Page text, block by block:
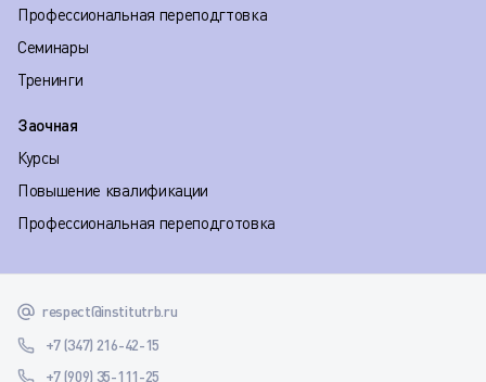
Профессиональная переподгтовка
Семинары
Тренинги
Заочная
Курсы
Повышение квалификации
Профессиональная переподготовка
respect@institutrb.ru
+7 (347) 216-42-15
+7 (909) 35-111-25